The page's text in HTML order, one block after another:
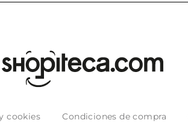
cookies Condiciones de compra